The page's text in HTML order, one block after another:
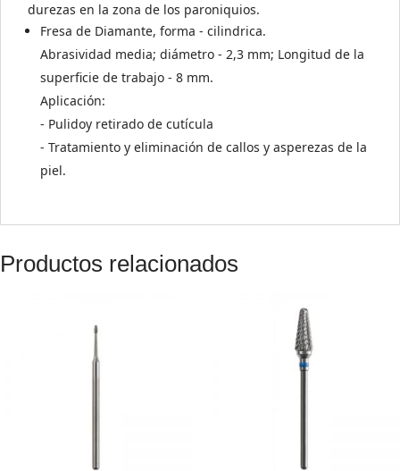
durezas en la zona de los paroniquios.
Fresa de Diamante, forma - cilindrica.
Abrasividad media; diámetro - 2,3 mm; Longitud de la
superficie de trabajo - 8 mm.
Aplicación:
- Pulidoy retirado de cutícula
- Tratamiento y eliminación de callos y asperezas de la
piel.
Productos relacionados